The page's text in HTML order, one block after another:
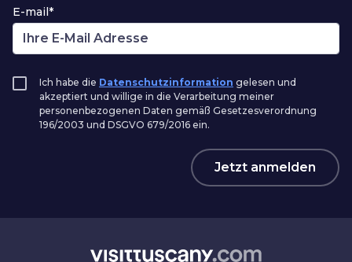
E-mail*
Ich habe die Datenschutzinformation gelesen und
akzeptiert und willige in die Verarbeitung meiner
personenbezogenen Daten gemäß Gesetzesverordnung
196/2003 und DSGVO 679/2016 ein.
Jetzt anmelden